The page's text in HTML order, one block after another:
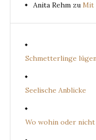
Anita Rehm zu Mit
Schmetterlinge
Seelische Anblicke
Wo wohin oder nicht